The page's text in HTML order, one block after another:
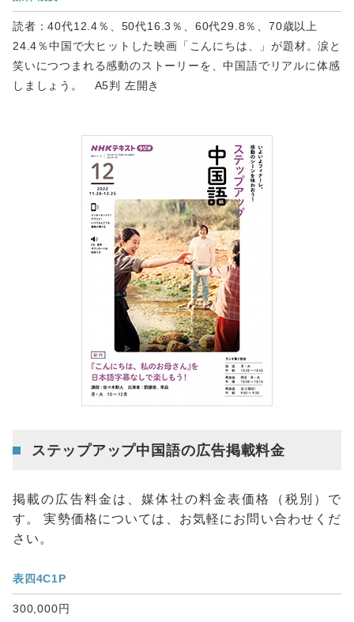
読者：40代12.4％、50代16.3％、60代29.8％、70歳以上
24.4％中国で大ヒットした映画「こんにちは、」が題材。涙と
笑いにつつまれる感動のストーリーを、中国語でリアルに体感
しましょう。 A5判 左開き
ステップアップ中国語の広告掲載料金
掲載の広告料金は、媒体社の料金表価格（税別）で
す。 実勢価格については、お気軽にお問い合わせくだ
さい。
表四4C1P
300,000円